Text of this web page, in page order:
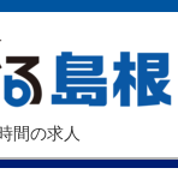
間の求人